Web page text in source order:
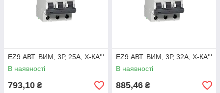
EZ9 АВТ. ВИМ, 3Р, 25А, Х-КА'''
В наявності
793,10 ₴
EZ9 АВТ. ВИМ, 3Р, 32А, Х-КА'''
В наявності
885,46 ₴